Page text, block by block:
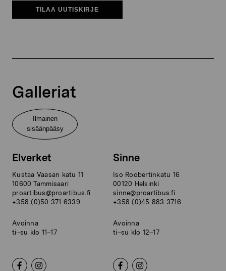
TILAA UUTISKIRJE
Galleriat
Ilmainen
sisäänpääsy
Elverket
Kustaa Vaasan katu 11
10600 Tammisaari
proartibus@proartibus.fi
+358 (0)50 371 6339
Avoinna
ti–su klo 11–17
Sinne
Iso Roobertinkatu 16
00120 Helsinki
sinne@proartibus.fi
+358 (0)45 883 3716
Avoinna
ti–su klo 12–17